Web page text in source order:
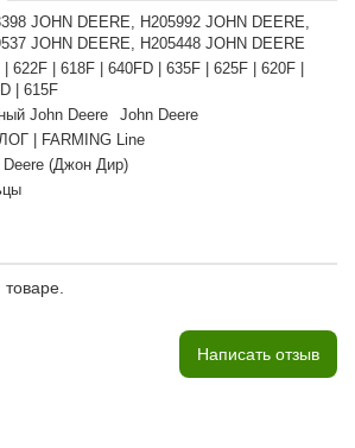
JOHN DEERE, H205992 JOHN DEERE,
JOHN DEERE, H205448 JOHN DEERE
| 622F | 618F | 640FD | 635F | 625F | 620F |
| 615F
John Deere
John Deere
| FARMING Line
Deere (Джон Дир)
Написать отзыв